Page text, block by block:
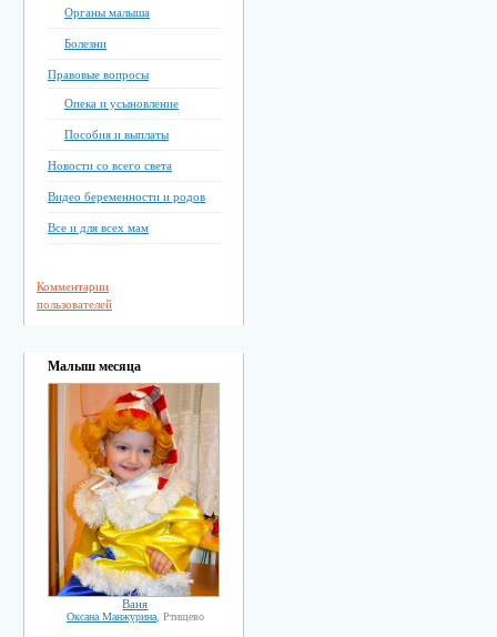
Органы малыша
Болезни
Правовые вопросы
Опека и усыновление
Пособия и выплаты
Новости со всего света
Видео беременности и родов
Все и для всех мам
Комментарии
пользователей
Малыш месяца
Ваня
Оксана Манжурина, Ртищево